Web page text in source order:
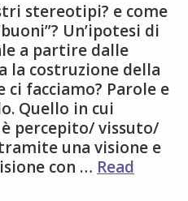
stereotipi? e come
Un’ipotesi di
a partire dalle
la costruzione della
ci facciamo? Parole e
Quello in cui
percepito/ vissuto/
una visione e
con … Read